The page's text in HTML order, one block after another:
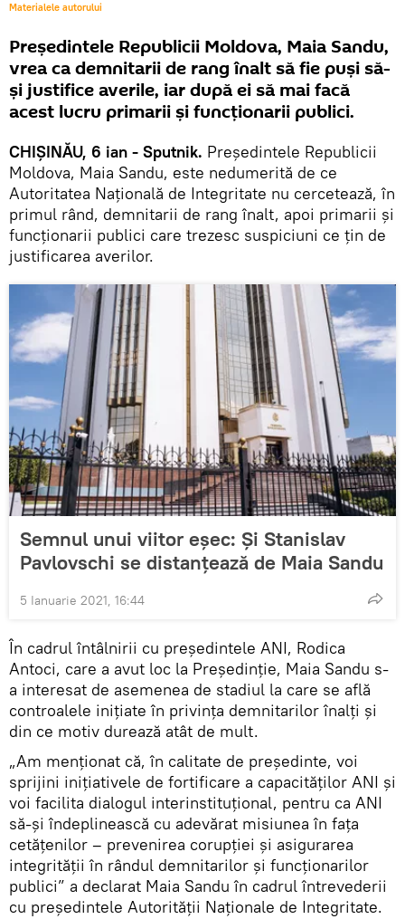
Materialele autorului
Președintele Republicii Moldova, Maia Sandu,
vrea ca demnitarii de rang înalt să fie puși să-
și justifice averile, iar după ei să mai facă
acest lucru primarii și funcționarii publici.
CHIȘINĂU, 6 ian - Sputnik. Președintele Republicii
Moldova, Maia Sandu, este nedumerită de ce
Autoritatea Națională de Integritate nu cercetează, în
primul rând, demnitarii de rang înalt, apoi primarii și
funcționarii publici care trezesc suspiciuni ce țin de
justificarea averilor.
Semnul unui viitor eșec: Și Stanislav
Pavlovschi se distanțează de Maia Sandu
5 Ianuarie 2021, 16:44
În cadrul întâlnirii cu președintele ANI, Rodica
Antoci, care a avut loc la Președinție, Maia Sandu s-
a interesat de asemenea de stadiul la care se află
controalele inițiate în privința demnitarilor înalți și
din ce motiv durează atât de mult.
„Am menționat că, în calitate de președinte, voi
sprijini inițiativele de fortificare a capacităților ANI și
voi facilita dialogul interinstituțional, pentru ca ANI
să-și îndeplinească cu adevărat misiunea în fața
cetățenilor – prevenirea corupției și asigurarea
integrității în rândul demnitarilor și funcționarilor
publici” a declarat Maia Sandu în cadrul întrevederii
cu președintele Autorității Naționale de Integritate.